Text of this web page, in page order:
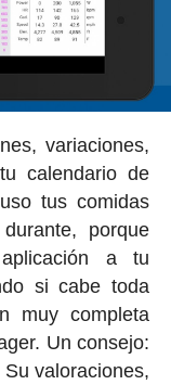
variaciones,
calendario de
tus comidas
porque
a tu
si cabe toda
muy completa
Un consejo:
valoraciones,